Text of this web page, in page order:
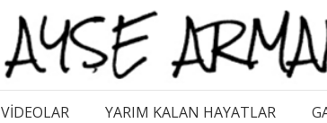
VİDEOLAR YARIM KALAN HAYATLAR